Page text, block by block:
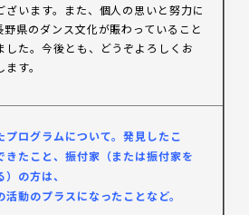
ざいます。また、個人の思いと努力に
野県のダンス文化が賑わっていること
した。今後とも、どうぞよろしくお
す。
プログラムについて。発見したこ
きたこと、振付家（または振付家を
の方は、
活動のプラスになったことなど。